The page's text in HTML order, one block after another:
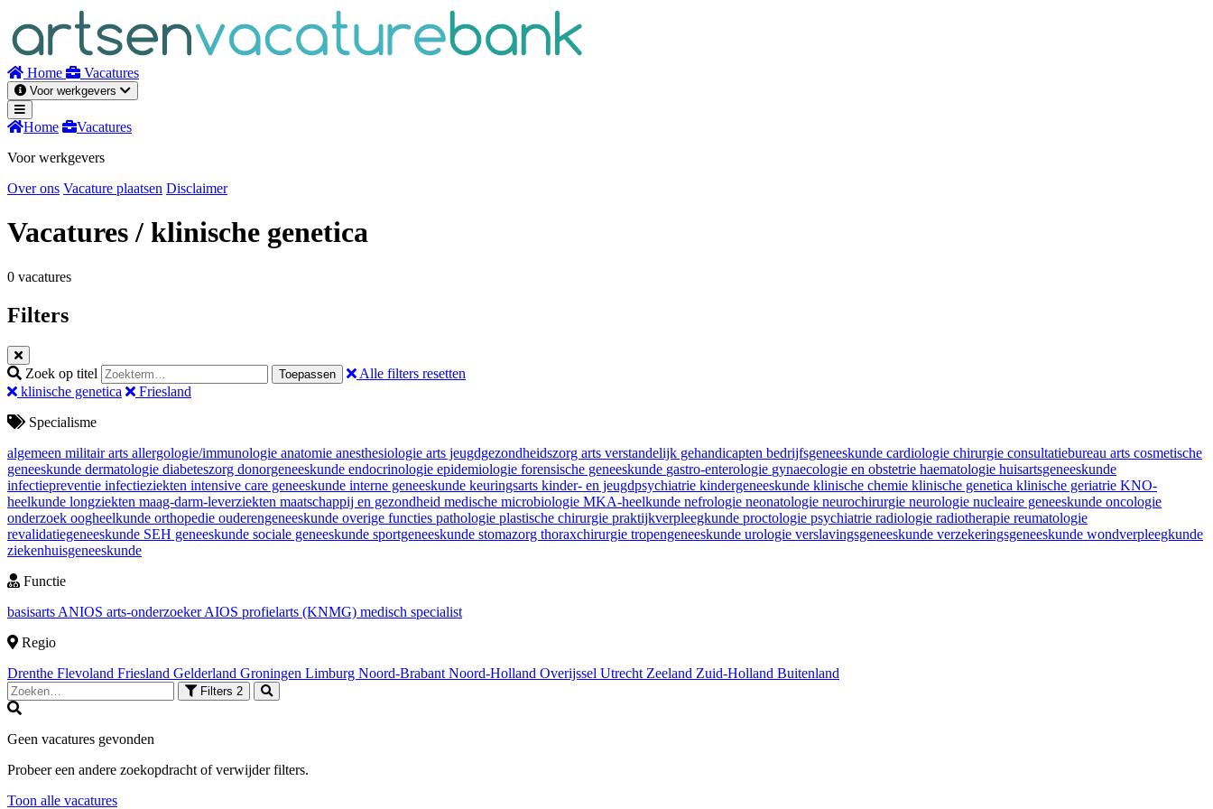
inhoud
Home Vacatures
Voor werkgevers
Home
Vacatures
Voor werkgevers
Over ons Vacature plaatsen Disclaimer
Vacatures/ klinische genetica
0 vacatures
Filters
Zoek op titel Toepassen
Alle filters resetten
klinische genetica
Friesland
Specialisme
algemeen militair arts allergologie/immunologie anatomie anesthesiologie arts jeugdgezondheidszorg arts verstandelijk gehandicapten bedrijfsgeneeskunde cardiologie chirurgie consultatiebureau arts cosmetische
geneeskunde dermatologie diabeteszorg donorgeneeskunde endocrinologie epidemiologie forensische geneeskunde gastro-enterologie gynaecologie en obstetrie haematologie huisartsgeneeskunde
infectiepreventie infectieziekten intensive care geneeskunde interne geneeskunde keuringsarts kinder- en jeugdpsychiatrie kindergeneeskunde klinische chemie klinische genetica klinische geriatrie KNO-
heelkunde longziekten maag-darm-leverziekten maatschappij en gezondheid medische microbiologie MKA-heelkunde nefrologie neonatologie neurochirurgie neurologie nucleaire geneeskunde oncologie
onderzoek oogheelkunde orthopedie ouderengeneeskunde overige functies pathologie plastische chirurgie praktijkverpleegkunde proctologie psychiatrie radiologie radiotherapie reumatologie
revalidatiegeneeskunde SEH geneeskunde sociale geneeskunde sportgeneeskunde stomazorg thoraxchirurgie tropengeneeskunde urologie verslavingsgeneeskunde verzekeringsgeneeskunde wondverpleegkunde
ziekenhuisgeneeskunde
Functie
basisarts ANIOS arts-onderzoekerAIOS profielarts (KNMG) medisch specialist
Regio
Drenthe Flevoland Friesland Gelderland Groningen Limburg Noord-Brabant Noord-Holland Overijssel Utrecht Zeeland Zuid-Holland Buitenland
Filters 2
Geen vacatures gevonden
Probeer een andere zoekopdracht of verwijder filters.
Toon alle vacatures